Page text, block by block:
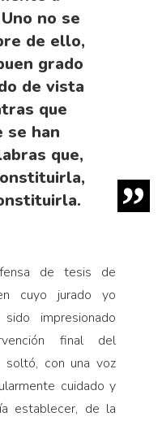
no se
de ello,
grado
de vista
que
se han
que,
de tesis de
cuyo jurado yo
impresionado
final del
soltó, con una voz
cuidado y
establecer, de la